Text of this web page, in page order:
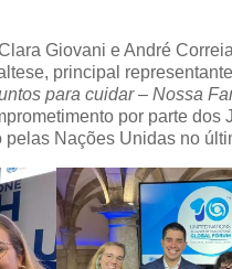
Giovani e André
principal
para cuidar – Nossa
por parte
pelas Nações Unidas no